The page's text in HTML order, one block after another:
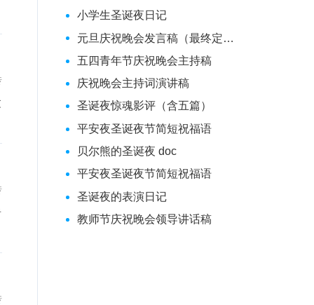
小学生圣诞夜日记
元旦庆祝晚会发言稿（最终定稿）
五四青年节庆祝晚会主持稿
庆祝晚会主持词演讲稿
圣诞夜惊魂影评（含五篇）
平安夜圣诞夜节简短祝福语
贝尔熊的圣诞夜 doc
平安夜圣诞夜节简短祝福语
圣诞夜的表演日记
教师节庆祝晚会领导讲话稿